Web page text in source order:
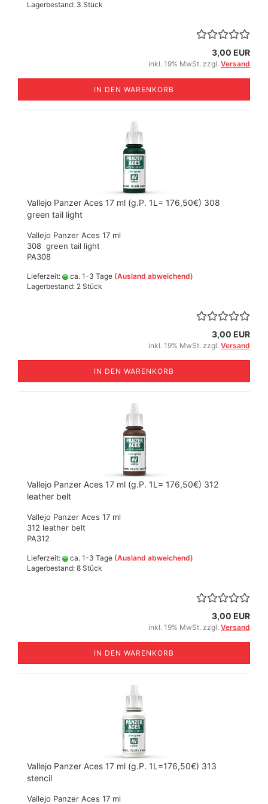
Lagerbestand: 3 Stück
3,00 EUR
inkl. 19% MwSt. zzgl. Versand
IN DEN WARENKORB
Vallejo Panzer Aces 17 ml (g.P. 1L= 176,50€) 308
green tail light
Vallejo Panzer Aces 17 ml
308 green tail light
​PA308
Lieferzeit: ca. 1-3 Tage (Ausland abweichend)
Lagerbestand: 2 Stück
3,00 EUR
inkl. 19% MwSt. zzgl. Versand
IN DEN WARENKORB
Vallejo Panzer Aces 17 ml (g.P. 1L= 176,50€) 312
leather belt
Vallejo Panzer Aces 17 ml
312 leather belt
​PA312
Lieferzeit: ca. 1-3 Tage (Ausland abweichend)
Lagerbestand: 8 Stück
3,00 EUR
inkl. 19% MwSt. zzgl. Versand
IN DEN WARENKORB
Vallejo Panzer Aces 17 ml (g.P. 1L=176,50€) 313
stencil
Vallejo Panzer Aces 17 ml